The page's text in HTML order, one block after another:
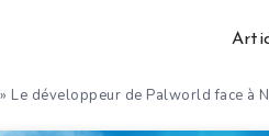
» Le développeur de Palworld face à